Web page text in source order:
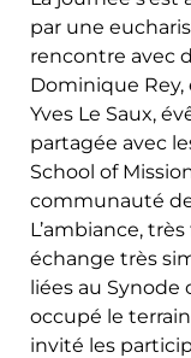
par une
rencontre avec
Dominique Rey,
Yves Le Saux,
partagée avec
School of
communauté
L’ambiance,
échange très
liées au
occupé le
invité les